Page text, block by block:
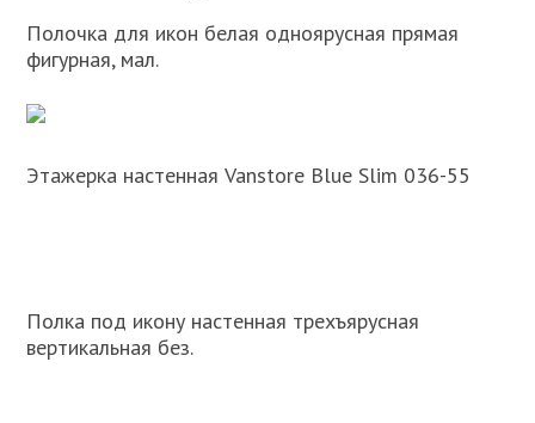
Полочка для икон белая одноярусная прямая
фигурная, мал.
Этажерка настенная Vanstore Blue Slim 036-55
Полка под икону настенная трехъярусная
вертикальная без.